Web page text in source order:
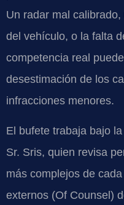
Un radar mal
del vehículo, o la falta
competencia real
desestimación de los
infracciones menores.
El bufete trabaja bajo
Sr. Sris, quien revisa
más complejos de
externos (Of Counsel)